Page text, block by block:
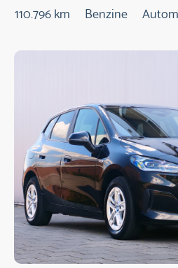
110.796 km Benzine